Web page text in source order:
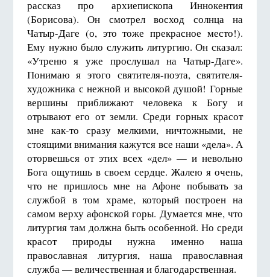
рассказ про архиепископа Иннокентия
(Борисова). Он смотрел восход солнца на
Чатыр-Даге (о, это тоже прекрасное место!).
Ему нужно было служить литургию. Он сказал:
«Утреню я уже прослушал на Чатыр-Даге».
Понимаю я этого святителя-поэта, святителя-
художника с нежной и высокой душой! Горные
вершины приближают человека к Богу и
отрывают его от земли. Среди горных красот
мне как-то сразу мелкими, ничтожными, не
стоящими внимания кажутся все наши «дела». А
оторвешься от этих всех «дел» — и невольно
Бога ощутишь в своем сердце. Жалею я очень,
что не пришлось мне на Афоне побывать за
службой в том храме, который построен на
самом верху афонской горы. Думается мне, что
литургия там должна быть особенной. Но среди
красот природы нужна именно наша
православная литургия, наша православная
служба — величественная и благодарственная.